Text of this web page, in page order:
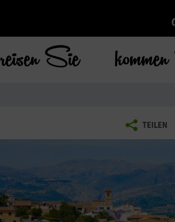
reisen Sie
TEILEN